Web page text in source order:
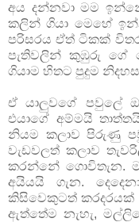
අය දන්නවා මම
කලින් ගියා මෙහේ
පරිසරය ඒත් ටිකක්
පැතිවලින් කුඹුරු ගේ
ගියාම හිතට පුදුම
ඒ යාලුවගේ පවුලේ
එයාගේ අම්මයි
නියම කලාව පිරුණු
වැඩවලත් කලාව
කරන්නේ ගොවිතැන.
අයියයි ගැන.
කිසිවෙකුටත් කරදරයක්
ඇත්තේම නැහැ,